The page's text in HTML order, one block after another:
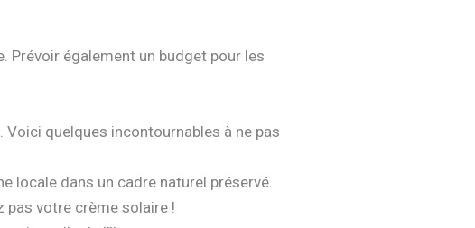
Prévoir également un budget pour les
quelques incontournables à ne pas
locale dans un cadre naturel préservé.
pas votre crème solaire !